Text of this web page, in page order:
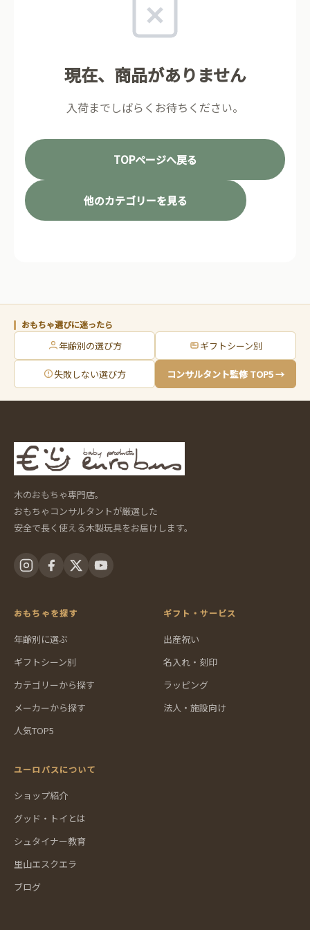
現在、商品がありません
入荷までしばらくお待ちください。
TOPページへ戻る
他のカテゴリーを見る
おもちゃ選びに迷ったら
年齢別の選び方 ギフトシーン別
失敗しない選び方 コンサルタント監修 TOP5 →
木のおもちゃ専門店。
おもちゃコンサルタントが厳選した
安全で長く使える木製玩具をお届けします。
おもちゃを探す
年齢別に選ぶ
ギフトシーン別
カテゴリーから探す
メーカーから探す
人気TOP5
ギフト・サービス
出産祝い
名入れ・刻印
ラッピング
法人・施設向け
ユーロバスについて
ショップ紹介
グッド・トイとは
シュタイナー教育
里山エスクエラ
ブログ